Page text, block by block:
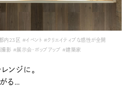
内23区 #イベント #クリエイティブな感性が全開
影 #展示会・ポップアップ #建築家
ンジに。
る